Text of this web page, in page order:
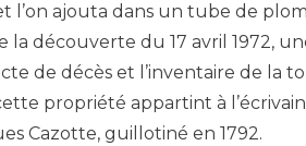
l’on ajouta dans un tube de
découverte du 17 avril 1972,
de décès et l’inventaire de la
propriété appartint à
Cazotte, guillotiné en 1792.